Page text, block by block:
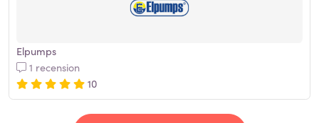
Elpumps
1 recension
10